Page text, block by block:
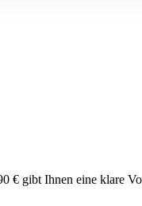
€ gibt Ihnen eine klare